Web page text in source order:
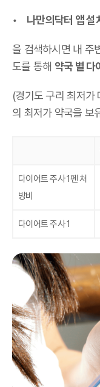
나만의닥터 앱
을 검색하시면 내 주
도를 통해 약국 별 다
(경기도 구리 최저가
의 최저가 약국을 보
다이어트 주사 1펜 처
방비
다이어트 주사 1